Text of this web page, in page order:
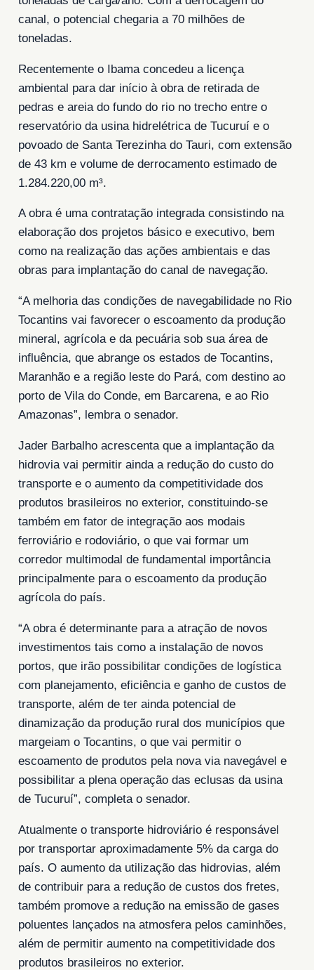
canal, o potencial chegaria a 70 milhões de
toneladas.
Recentemente o Ibama concedeu a licença
ambiental para dar início à obra de retirada de
pedras e areia do fundo do rio no trecho entre o
reservatório da usina hidrelétrica de Tucuruí e o
povoado de Santa Terezinha do Tauri, com extensão
de 43 km e volume de derrocamento estimado de
1.284.220,00 m³.
A obra é uma contratação integrada consistindo na
elaboração dos projetos básico e executivo, bem
como na realização das ações ambientais e das
obras para implantação do canal de navegação.
“A melhoria das condições de navegabilidade no Rio
Tocantins vai favorecer o escoamento da produção
mineral, agrícola e da pecuária sob sua área de
influência, que abrange os estados de Tocantins,
Maranhão e a região leste do Pará, com destino ao
porto de Vila do Conde, em Barcarena, e ao Rio
Amazonas”, lembra o senador.
Jader Barbalho acrescenta que a implantação da
hidrovia vai permitir ainda a redução do custo do
transporte e o aumento da competitividade dos
produtos brasileiros no exterior, constituindo-se
também em fator de integração aos modais
ferroviário e rodoviário, o que vai formar um
corredor multimodal de fundamental importância
principalmente para o escoamento da produção
agrícola do país.
“A obra é determinante para a atração de novos
investimentos tais como a instalação de novos
portos, que irão possibilitar condições de logística
com planejamento, eficiência e ganho de custos de
transporte, além de ter ainda potencial de
dinamização da produção rural dos municípios que
margeiam o Tocantins, o que vai permitir o
escoamento de produtos pela nova via navegável e
possibilitar a plena operação das eclusas da usina
de Tucuruí”, completa o senador.
Atualmente o transporte hidroviário é responsável
por transportar aproximadamente 5% da carga do
país. O aumento da utilização das hidrovias, além
de contribuir para a redução de custos dos fretes,
também promove a redução na emissão de gases
poluentes lançados na atmosfera pelos caminhões,
além de permitir aumento na competitividade dos
produtos brasileiros no exterior.